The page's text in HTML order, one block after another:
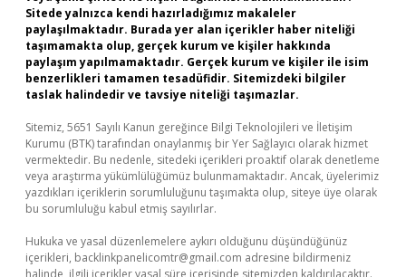
Sitede yalnızca kendi hazırladığımız makaleler
paylaşılmaktadır. Burada yer alan içerikler haber niteliği
taşımamakta olup, gerçek kurum ve kişiler hakkında
paylaşım yapılmamaktadır. Gerçek kurum ve kişiler ile isim
benzerlikleri tamamen tesadüfidir. Sitemizdeki bilgiler
taslak halindedir ve tavsiye niteliği taşımazlar.
Sitemiz, 5651 Sayılı Kanun gereğince Bilgi Teknolojileri ve İletişim
Kurumu (BTK) tarafından onaylanmış bir Yer Sağlayıcı olarak hizmet
vermektedir. Bu nedenle, sitedeki içerikleri proaktif olarak denetleme
veya araştırma yükümlülüğümüz bulunmamaktadır. Ancak, üyelerimiz
yazdıkları içeriklerin sorumluluğunu taşımakta olup, siteye üye olarak
bu sorumluluğu kabul etmiş sayılırlar.
Hukuka ve yasal düzenlemelere aykırı olduğunu düşündüğünüz
içerikleri, backlinkpanelicomtr@gmail.com adresine bildirmeniz
halinde, ilgili içerikler yasal süre içerisinde sitemizden kaldırılacaktır.